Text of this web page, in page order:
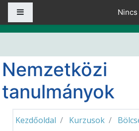
Tovább a fő tartalomhoz
Nemzetközi
tanulmányok
Kezdőoldal Kurzusok